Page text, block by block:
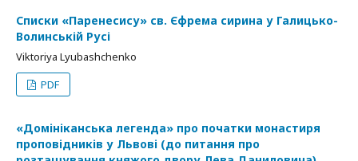
Списки «Паренесису» св. Єфрема сирина у Галицько-
Волинській Русі
Viktoriya Lyubashchenko
PDF
«Домініканська легенда» про початки монастиря
проповідників у Львові (до питання про